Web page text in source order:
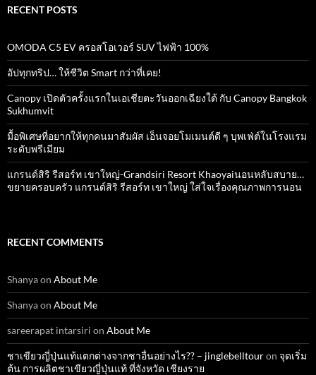
RECENT POSTS
OMODA C5 EV ครอสโอเวอร์ SUV ไฟฟ้า 100%
อัปทุกทริป… ให้ชีวิต Smart กว่าที่เคย!
Canopy เปิดตัวครั้งแรกในเอเชียตะวันออกเฉียงใต้ กับ Canopy Bangkok
Sukhumvit
มื้อพิเศษที่อยากให้ทุกคนมาสัมผัส เอ็นจอยโมเมนต์ดี ๆ บุพเฟ่ต์ในโรงแรม
ระดับพรีเมียม
แกรนด์สิริ​ รีสอร์ท​ เขาใหญ่​-Grandsiri​ Resort​ Khaoyaiนอนหลับสบาย…
ขยายครอบครัว แกรนด์สิริ รีสอร์ท เขาใหญ่ ใส่ใจเรื่องคุณภาพการนอน
RECENT COMMENTS
Shanyaon About Me
Shanyaon About Me
sareerapat intarsiri on About Me
ชาเขียวญี่ปุ่นแท้แตกต่างจากชาอื่นอย่างไร?? – jinglebelltouron จุดเริ่ม
ต้น การผลิตชาเขียวญี่ปุ่นแท้ ที่จังหวัด เชียงราย